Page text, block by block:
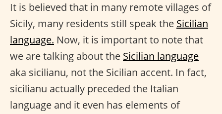
It is believed that in many remote villages of
Sicily, many residents still speak the Sicilian
language. Now, it is important to note that
we are talking about the Sicilian language
aka sicilianu, not the Sicilian accent. In fact,
sicilianu actually preceded the Italian
language and it even has elements of